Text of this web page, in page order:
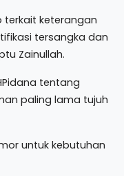
terkait keterangan
tersangka dan
Zainullah.
tentang
paling lama tujuh
untuk kebutuhan